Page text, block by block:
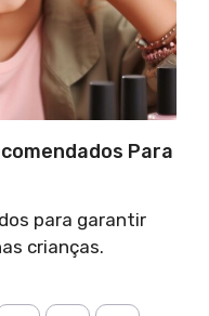
Para
para garantir
crianças.